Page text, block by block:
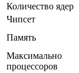
Количество ядер
Чипсет
Память
Максимально
процессоров